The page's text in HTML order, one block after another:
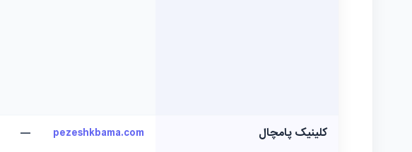
کلینیک پامچال pezeshkbama.com
—